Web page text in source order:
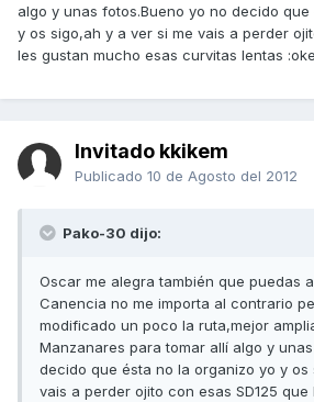
algo y unas fotos.Bueno yo no decido
y os sigo,ah y a ver si me vais a perder
les gustan mucho esas curvitas lentas
Invitado kkikem
Publicado 10 de Agosto del 2012
Pako-30 dijo:
Oscar me alegra también que puedas
Canencia no me importa al contrario
modificado un poco la ruta,mejor
Manzanares para tomar allí algo y
decido que ésta no la organizo yo y os
vais a perder ojito con esas SD125